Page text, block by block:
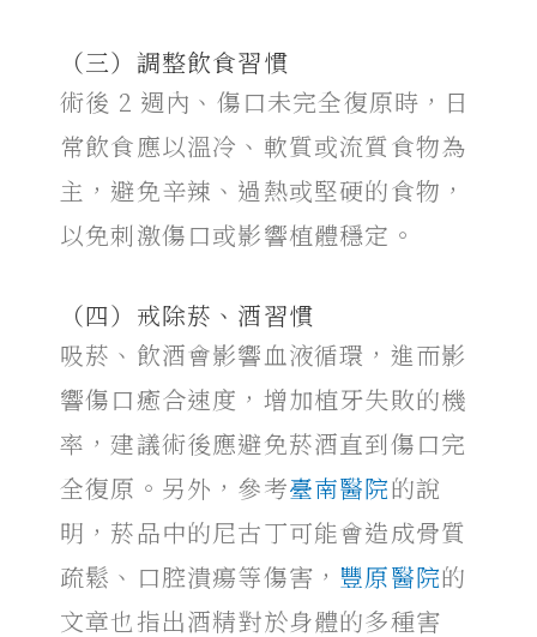
（三）調整飲食習慣
術後 2 週內、傷口未完全復原時，日
常飲食應以溫冷、軟質或流質食物為
主，避免辛辣、過熱或堅硬的食物，
以免刺激傷口或影響植體穩定。
（四）戒除菸、酒習慣
吸菸、飲酒會影響血液循環，進而影
響傷口癒合速度，增加植牙失敗的機
率，建議術後應避免菸酒直到傷口完
全復原。另外，參考臺南醫院的說
明，菸品中的尼古丁可能會造成骨質
疏鬆、口腔潰瘍等傷害， 豐原醫院的
文章也指出酒精對於身體的多種害